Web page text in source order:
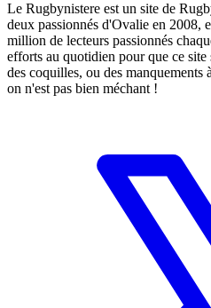
Le Rugbynistere est un site de
deux passionnés d'Ovalie en 2008,
million de lecteurs passionnés
efforts au quotidien pour que ce
des coquilles, ou des manquements
on n'est pas bien méchant !